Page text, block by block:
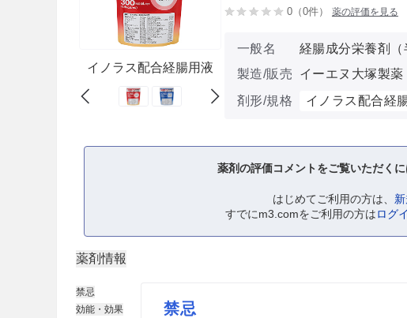
イノラス配合経腸用液
0（0件） 薬の評価を見る
一般名
経腸成分栄養剤（
製造/販売
イーエヌ大塚製薬
剤形/規格
イノラス配合経
薬剤の評価コメントをご覧いただくに
はじめてご利用の方は、
すでにm3.comをご利用の方はログ
薬剤情報
禁忌
効能・効果
禁忌